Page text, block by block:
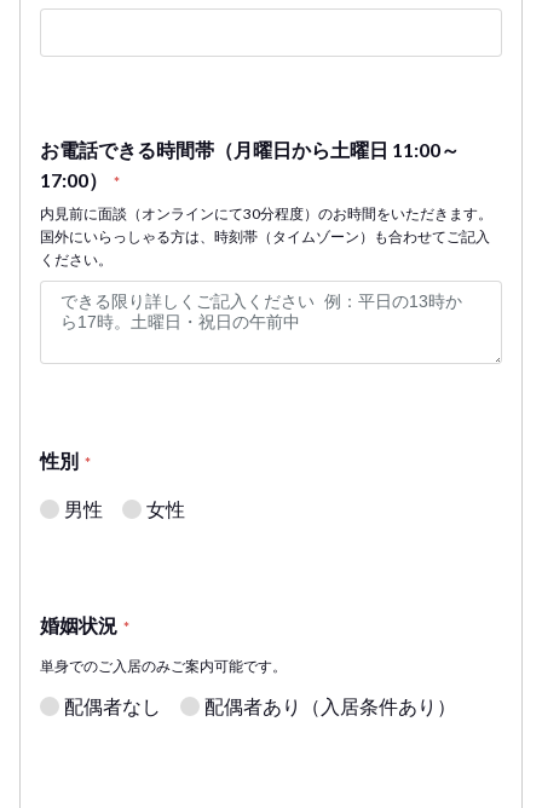
お電話できる時間帯（月曜日から土曜日 11:00～
17:00）
*
内見前に面談（オンラインにて30分程度）のお時間をいただきます。
国外にいらっしゃる方は、時刻帯（タイムゾーン）も合わせてご記入
ください。
性別 *
男性 女性
婚姻状況 *
単身でのご入居のみご案内可能です。
配偶者なし 配偶者あり（入居条件あり）